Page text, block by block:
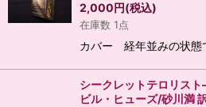
2,000円(税込)
在庫数 1点
カバー 経年並みの状態
シークレットテロリス
ビル・ヒューズ/砂川満